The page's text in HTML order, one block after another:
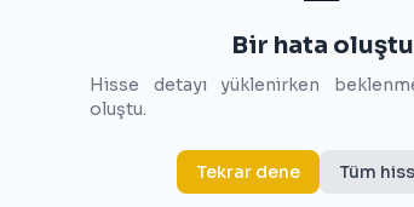
Bir hata oluştu
Hisse detayı yüklenirken
oluştu.
Tekrar dene Tüm